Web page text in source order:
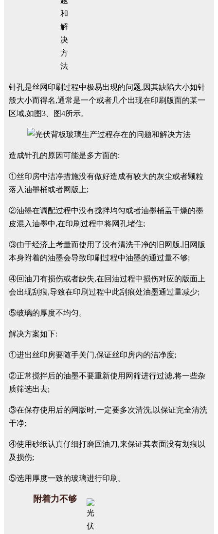
针孔是丝网印刷过程中极易出现的问题,因其缺陷大小如针
般大小而得名,通常是一个或者几个出现在印刷版面的某一
区域,如图3、图4所示。
造成针孔的原因可能是多方面的:
①丝印房中洁净措施没有做好造成有较大的灰尘或者颗粒
落入油墨桶或者网版上;
②油墨在调配过程中没有搅拌均匀或者油墨桶盖干燥的墨
皮混入油墨中,在印刷过程中将网孔堵住;
③由于经济上考量而使用了没有清洗干净的旧网版,旧网版
本身附着的油墨会导致印刷过程中油墨的通过量不够;
④回油刀有损伤或者缺失,在回油过程中损伤对应的版面上
会出现刮痕,导致在印刷过程中此刮痕处油墨通过量减少;
⑤玻璃的厚度不均匀。
解决方案如下:
①进出丝印房要随手关门,保证丝印房内的洁净度;
②正常搅拌后的油墨不要重新使用网筛进行过滤,将一些杂
质筛选出去;
③在保存使用后的网版时,一定要多次清洗,以保证完全清洗
干净;
④使用砂纸认真仔细打磨回油刀,来保证其表面没有划痕以
及损伤;
⑤选用厚度一致的玻璃进行印刷。
附着力不够